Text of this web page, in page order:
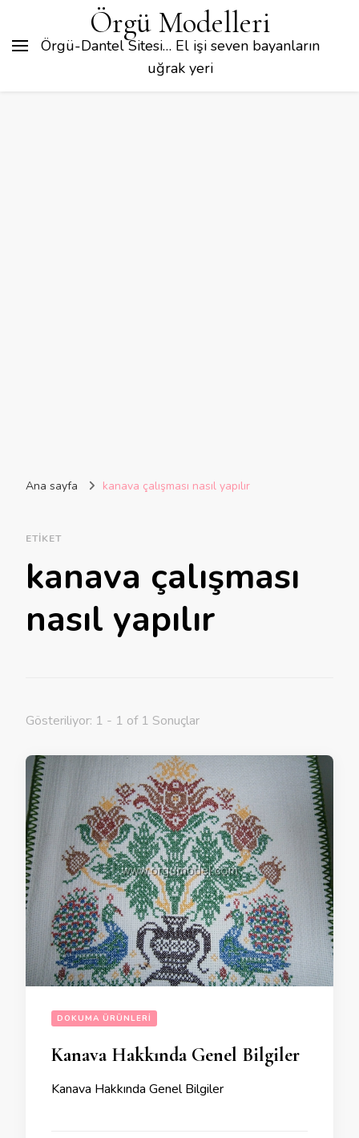
Örgü Modelleri
Örgü-Dantel Sitesi… El işi seven bayanların
uğrak yeri
Ana sayfa kanava çalışması nasıl yapılır
ETIKET
kanava çalışması
nasıl yapılır
Gösteriliyor: 1 - 1 of 1 Sonuçlar
DOKUMA ÜRÜNLERI
Kanava Hakkında Genel Bilgiler
Kanava Hakkında Genel Bilgiler